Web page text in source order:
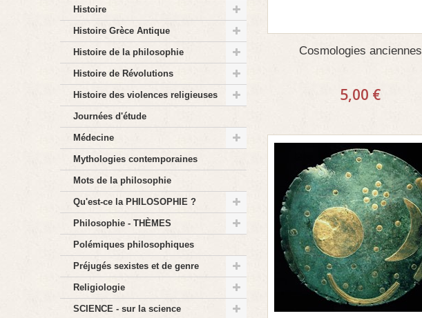
Histoire
Histoire Grèce Antique
Histoire de la philosophie
Histoire de Révolutions
Histoire des violences religieuses
Journées d'étude
Médecine
Mythologies contemporaines
Mots de la philosophie
Qu'est-ce la PHILOSOPHIE ?
Philosophie - THÈMES
Polémiques philosophiques
Préjugés sexistes et de genre
Religiologie
SCIENCE - sur la science
Cosmologies anciennes
5,00 €